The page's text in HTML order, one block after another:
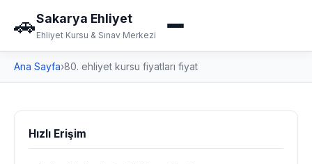
🚗Sakarya Ehliyet
Ehliyet Kursu & Sınav Merkezi
Ana Sayfa›80. ehliyet kursu fiyatları fiyat
Hızlı Erişim